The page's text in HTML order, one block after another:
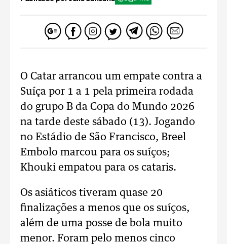
O Catar arrancou um empate contra a
Suíça por 1 a 1 pela primeira rodada
do grupo B da Copa do Mundo 2026
na tarde deste sábado (13). Jogando
no Estádio de São Francisco, Breel
Embolo marcou para os suíços;
Khouki empatou para os cataris.
Os asiáticos tiveram quase 20
finalizações a menos que os suíços,
além de uma posse de bola muito
menor. Foram pelo menos cinco